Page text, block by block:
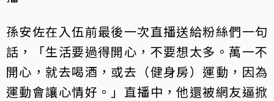
孫安佐在入伍前最後一次直播送給粉絲們一句
話，「生活要過得開心，不要想太多。萬一不
開心，就去喝酒，或去（健身房）運動，因為
運動會讓心情好。」直播中，他還被網友逼掀